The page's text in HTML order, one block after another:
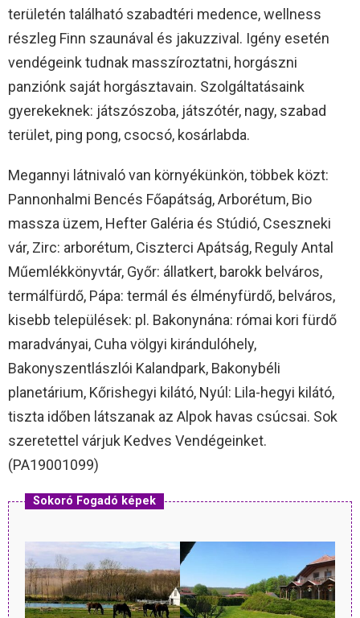
területén található szabadtéri medence, wellness
részleg Finn szaunával és jakuzzival. Igény esetén
vendégeink tudnak masszíroztatni, horgászni
panziónk saját horgásztavain. Szolgáltatásaink
gyerekeknek: játszószoba, játszótér, nagy, szabad
terület, ping pong, csocsó, kosárlabda.
Megannyi látnivaló van környékünkön, többek közt:
Pannonhalmi Bencés Főapátság, Arborétum, Bio
massza üzem, Hefter Galéria és Stúdió, Cseszneki
vár, Zirc: arborétum, Ciszterci Apátság, Reguly Antal
Műemlékkönyvtár, Győr: állatkert, barokk belváros,
termálfürdő, Pápa: termál és élményfürdő, belváros,
kisebb települések: pl. Bakonynána: római kori fürdő
maradványai, Cuha völgyi kirándulóhely,
Bakonyszentlászlói Kalandpark, Bakonybéli
planetárium, Kőrishegyi kilátó, Nyúl: Lila-hegyi kilátó,
tiszta időben látszanak az Alpok havas csúcsai. Sok
szeretettel várjuk Kedves Vendégeinket.
(PA19001099)
Sokoró Fogadó képek